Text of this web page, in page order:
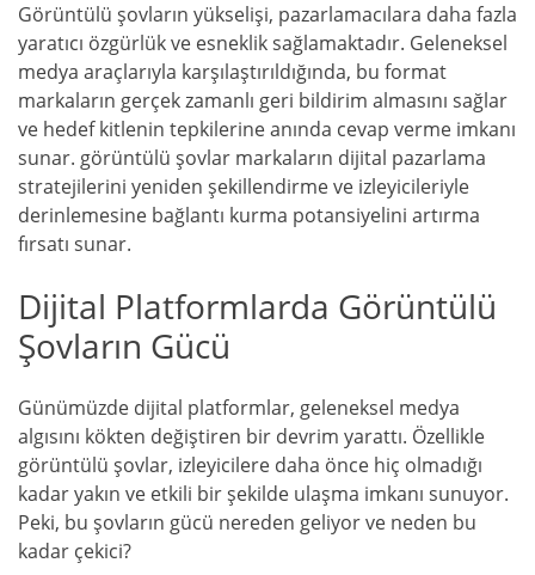
Görüntülü şovların yükselişi, pazarlamacılara daha fazla
yaratıcı özgürlük ve esneklik sağlamaktadır. Geleneksel
medya araçlarıyla karşılaştırıldığında, bu format
markaların gerçek zamanlı geri bildirim almasını sağlar
ve hedef kitlenin tepkilerine anında cevap verme imkanı
sunar. görüntülü şovlar markaların dijital pazarlama
stratejilerini yeniden şekillendirme ve izleyicileriyle
derinlemesine bağlantı kurma potansiyelini artırma
fırsatı sunar.
Dijital Platformlarda Görüntülü
Şovların Gücü
Günümüzde dijital platformlar, geleneksel medya
algısını kökten değiştiren bir devrim yarattı. Özellikle
görüntülü şovlar, izleyicilere daha önce hiç olmadığı
kadar yakın ve etkili bir şekilde ulaşma imkanı sunuyor.
Peki, bu şovların gücü nereden geliyor ve neden bu
kadar çekici?